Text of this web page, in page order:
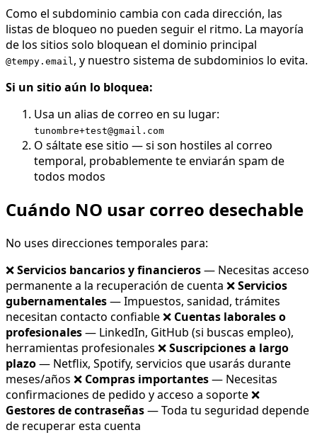
Como el subdominio cambia con cada dirección, las
listas de bloqueo no pueden seguir el ritmo. La mayoría
de los sitios solo bloquean el dominio principal
@tempy.email , y nuestro sistema de subdominios lo evita.
Si un sitio aún lo bloquea:
Usa un alias de correo en su lugar:
tunombre+test@gmail.com
O sáltate ese sitio — si son hostiles al correo
temporal, probablemente te enviarán spam de
todos modos
Cuándo NO usar correo desechable
No uses direcciones temporales para:
❌Servicios bancarios y financieros— Necesitas acceso
permanente a la recuperación de cuenta ❌Servicios
gubernamentales— Impuestos, sanidad, trámites
necesitan contacto confiable ❌ Cuentas laborales o
profesionales— LinkedIn, GitHub (si buscas empleo),
herramientas profesionales ❌Suscripciones a largo
plazo— Netflix, Spotify, servicios que usarás durante
meses/años ❌ Compras importantes— Necesitas
confirmaciones de pedido y acceso a soporte ❌
Gestores de contraseñas— Toda tu seguridad depende
de recuperar esta cuenta